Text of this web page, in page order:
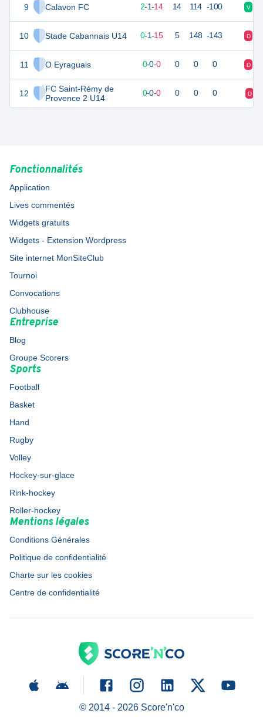
9 Calavon FC
10 Stade Cabannais U14
11 O Eyraguais
12
FC Saint-Rémy de
Provence 2 U14
2-1-14 14 114 -100 V
-9 18 0-1-15 5 148 -143 D
0-0-0 0 0 0 D
0 0-0-0 0 0 0 D
Fonctionnalités
Application
Lives commentés
Widgets gratuits
Widgets - Extension Wordpress
Site internet MonSiteClub
Tournoi
Convocations
Clubhouse
Entreprise
Blog
Groupe Scorers
Sports
Football
Basket
Hand
Rugby
Volley
Hockey-sur-glace
Rink-hockey
Roller-hockey
Mentions légales
Conditions Générales
Politique de confidentialité
Charte sur les cookies
Centre de confidentialité
© 2014 - 2026Score'n'co